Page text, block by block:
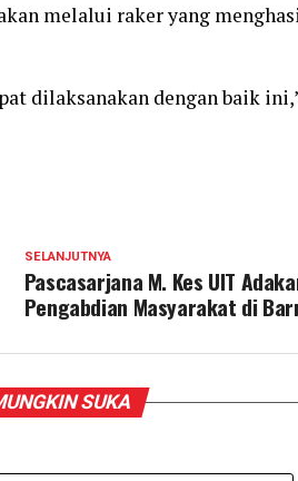
melalui raker yang
dilaksanakan dengan baik
SELANJUTNYA
Pascasarjana M. Kes UIT
Pengabdian Masyarakat di
SUKA